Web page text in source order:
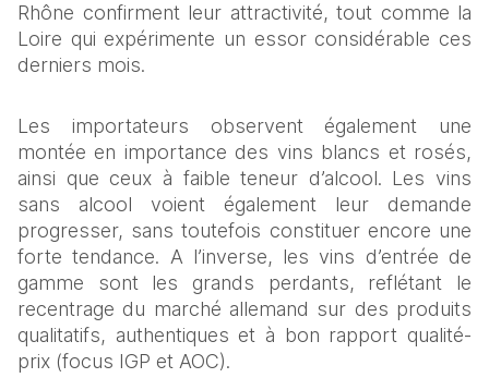
Rhône confirment leur attractivité, tout comme la
Loire qui expérimente un essor considérable ces
derniers mois.
Les importateurs observent également une
montée en importance des vins blancs et rosés,
ainsi que ceux à faible teneur d’alcool. Les vins
sans alcool voient également leur demande
progresser, sans toutefois constituer encore une
forte tendance. A l’inverse, les vins d’entrée de
gamme sont les grands perdants, reflétant le
recentrage du marché allemand sur des produits
qualitatifs, authentiques et à bon rapport qualité-
prix (focus IGP et AOC).